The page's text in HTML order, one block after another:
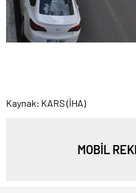
Kaynak: KARS (İHA)
MOBİL